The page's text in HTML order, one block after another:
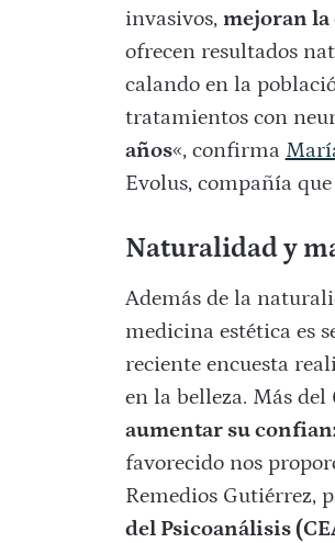
invasivos, mejoran la
ofrecen resultados
calando en la
tratamientos con
años«, confirma
Evolus, compañía
Naturalidad y
Además de la
medicina estética es
reciente encuesta
en la belleza. Más del
aumentar su
favorecido nos
Remedios Gutiérrez,
del Psicoanálisis